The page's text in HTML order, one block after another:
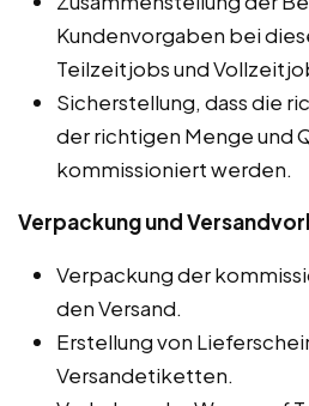
Kundenvorgaben bei
Teilzeitjobs und
Sicherstellung, dass die
der richtigen Menge und
kommissioniert werden.
Verpackung und
Verpackung der
den Versand.
Erstellung von
Versandetiketten.